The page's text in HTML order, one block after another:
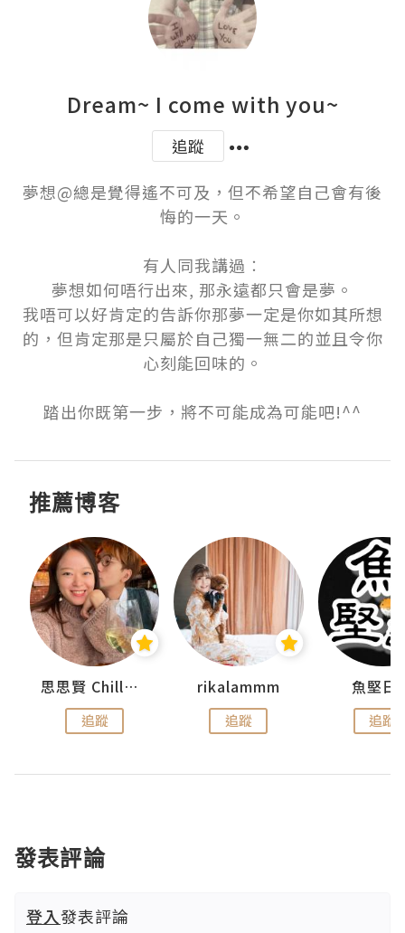
Dream~ I come with you~
追蹤
夢想@總是覺得遙不可及，但不希望自己會有後
悔的一天。
有人同我講過︰
夢想如何唔行出來, 那永遠都只會是夢。
我唔可以好肯定的告訴你那夢一定是你如其所想
的，但肯定那是只屬於自己獨一無二的並且令你
心刻能回味的。
踏出你既第一步，將不可能成為可能吧!^^
推薦博客
思思賢 ChillMyBabe
追蹤
rikalammm
追蹤
魚堅日
追蹤
發表評論
登入發表評論